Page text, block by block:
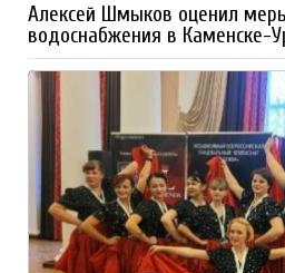
Алексей Шмыков оценил
водоснабжения в Каменске-